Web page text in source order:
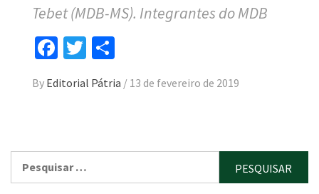
Tebet (MDB-MS). Integrantes do MDB
Facebook
Twitter
By Editorial Pátria / 13 de fevereiro de 2019
por: